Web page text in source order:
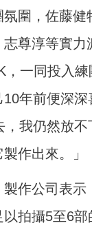
圍，佐藤健
尊淳等實力
，一同投入練
年前便深深
，我仍然放
作出來。」
作公司表示
拍攝5至6